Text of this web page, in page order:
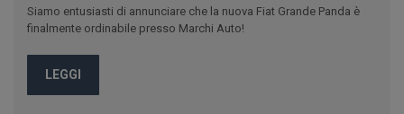
Siamo entusiasti di annunciare che la nuova Fiat Grande Panda è
finalmente ordinabile presso Marchi Auto!
LEGGI